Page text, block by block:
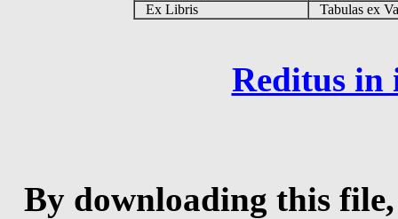
Ex Libris
Tabulas ex
Reditus in
By downloading this